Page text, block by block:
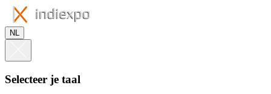
NL
Selecteer je taal